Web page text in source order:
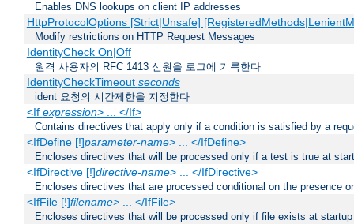
Enables DNS lookups on client IP addresses
HttpProtocolOptions [Strict|Unsafe]
Modify restrictions on HTTP Request Messages
IdentityCheck On|Off
원격 사용자의 RFC 1413 신원을 로그에 기록한다
IdentityCheckTimeout seconds
ident 요청의 시간제한을 지정한다
<If expression> ... </If>
Contains directives that apply only if a condition is satisfied by a
<IfDefine [!]parameter-name> ... </IfDefine>
Encloses directives that will be processed only if a test is true at
<IfDirective [!]directive-name> ... </IfDirective>
Encloses directives that are processed conditional on the presence
<IfFile [!]filename> ... </IfFile>
Encloses directives that will be processed only if file exists at startup